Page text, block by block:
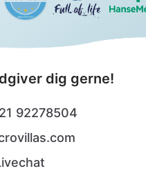
dig gerne!
92278504